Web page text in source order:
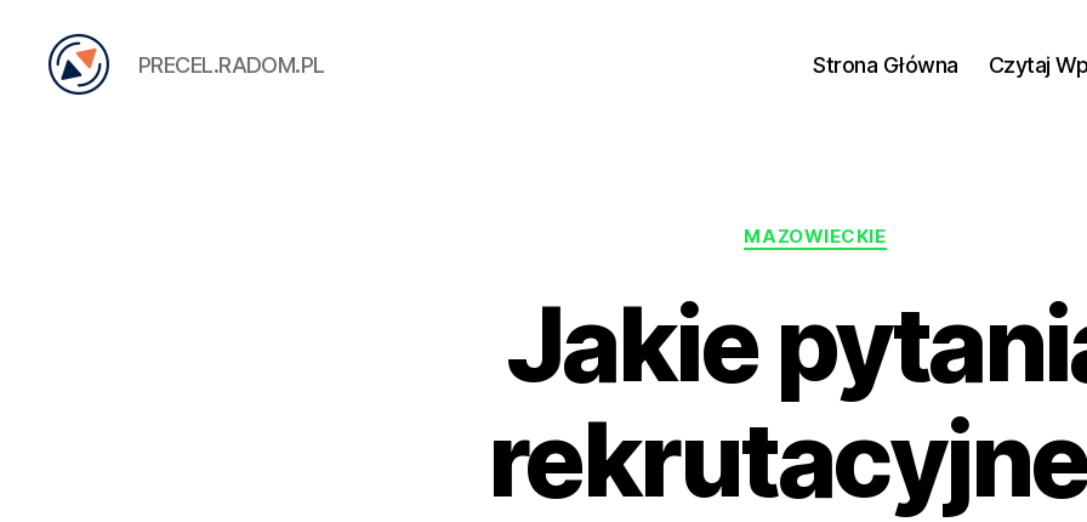
PRECEL.RADOM.PL Strona Główna Czytaj
Kategorie
MAZOWIECKIE
Jakie